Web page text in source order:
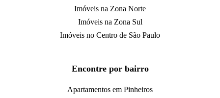
Imóveis na Zona Norte
Imóveis na Zona Sul
Imóveis no Centro de São Paulo
Encontre por bairro
Apartamentos em Pinheiros